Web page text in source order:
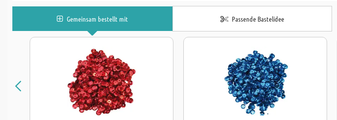
Gemeinsam bestellt mit Passende Bastelidee